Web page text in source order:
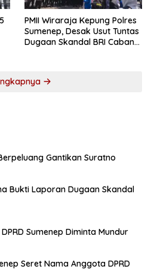
PMII Wiraraja Kepung Polres
Sumenep, Desak Usut Tuntas
Dugaan Skandal BRI Cabang
Gantikan Suratno
Bukti Laporan Dugaan Skandal
Sumenep Diminta Mundur
Seret Nama Anggota DPRD